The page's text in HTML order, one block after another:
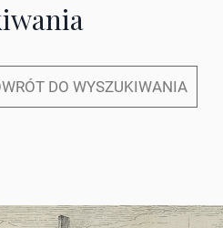
DO WYSZUKIWANIA